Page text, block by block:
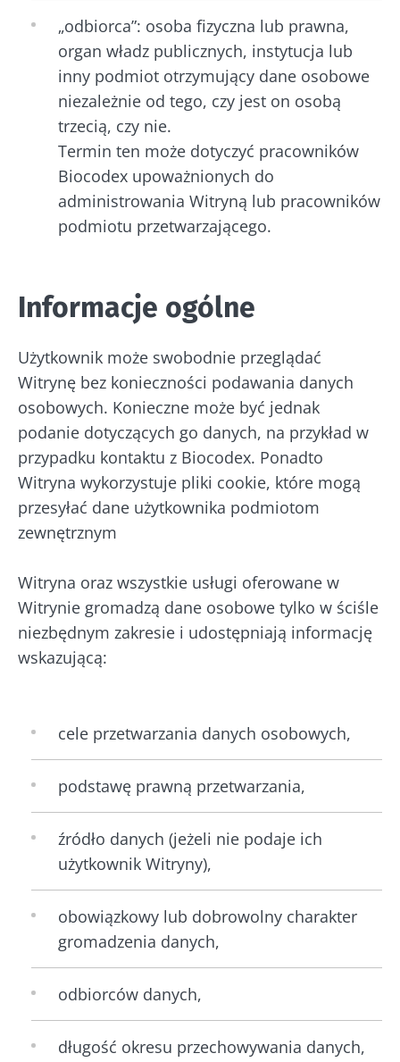
„odbiorca”: osoba fizyczna lub prawna,
organ władz publicznych, instytucja lub
inny podmiot otrzymujący dane osobowe
niezależnie od tego, czy jest on osobą
trzecią, czy nie.
Termin ten może dotyczyć pracowników
Biocodex upoważnionych do
administrowania Witryną lub pracowników
podmiotu przetwarzającego.
Informacje ogólne
Użytkownik może swobodnie przeglądać
Witrynę bez konieczności podawania danych
osobowych. Konieczne może być jednak
podanie dotyczących go danych, na przykład w
przypadku kontaktu z Biocodex. Ponadto
Witryna wykorzystuje pliki cookie, które mogą
przesyłać dane użytkownika podmiotom
zewnętrznym
Witryna oraz wszystkie usługi oferowane w
Witrynie gromadzą dane osobowe tylko w ściśle
niezbędnym zakresie i udostępniają informację
wskazującą:
cele przetwarzania danych osobowych,
podstawę prawną przetwarzania,
źródło danych (jeżeli nie podaje ich
użytkownik Witryny),
obowiązkowy lub dobrowolny charakter
gromadzenia danych,
odbiorców danych,
długość okresu przechowywania danych,